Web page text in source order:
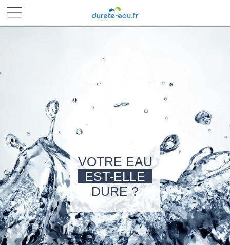
VOTRE EAU
EST-ELLE
DURE ?